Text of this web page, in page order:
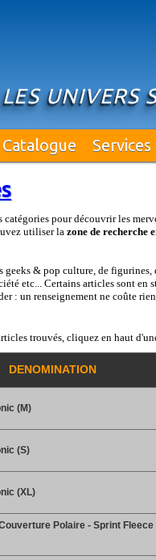
UNIVERS
Catalogue Services
catégories pour découvrir les
utiliser la zone de recherche
& pop culture, de figurines,
etc... Certains articles sont en
: un renseignement ne coûte
trouvés, cliquez en haut
DENOMINATION
(M)
(S)
(XL)
Polaire - Sprint Fleece